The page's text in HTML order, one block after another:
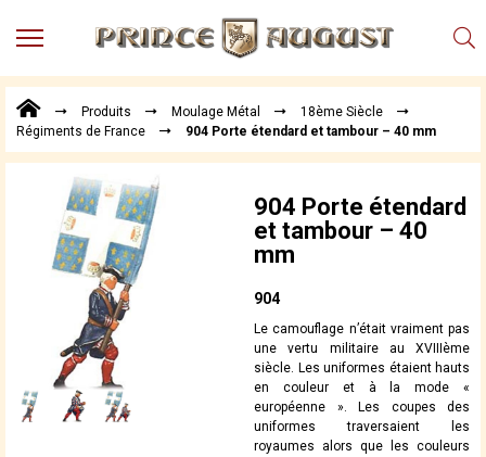
MENU
Points
de
Vente
Conseil
Actualités
Téléchargements
Techniques,
trucs et
astuces
Vidéos
Produits Moulage Métal
18ème Siècle
Régiments de France
904 Porte étendard et tambour – 40 mm
904 Porte étendard
et tambour – 40
mm
904
Le camouflage n’était vraiment pas
une vertu militaire au XVIIIème
siècle. Les uniformes étaient hauts
en couleur et à la mode «
européenne ». Les coupes des
uniformes traversaient les
royaumes alors que les couleurs